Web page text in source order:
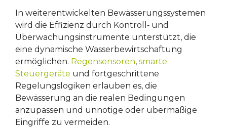
In weiterentwickelten Bewässerungssystemen
wird die Effizienz durch Kontroll‑ und
Überwachungsinstrumente unterstützt, die
eine dynamische Wasserbewirtschaftung
ermöglichen. Regensensoren, smarte
Steuergeräte und fortgeschrittene
Regelungslogiken erlauben es, die
Bewässerung an die realen Bedingungen
anzupassen und unnötige oder übermäßige
Eingriffe zu vermeiden.